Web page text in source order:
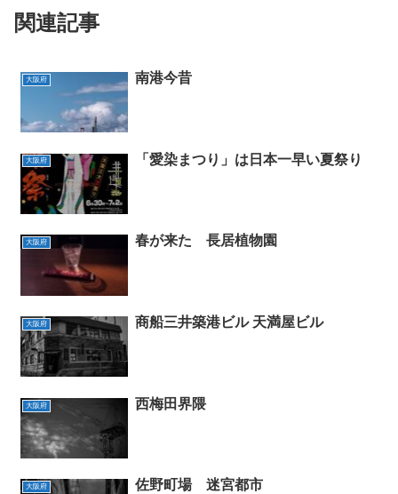
関連記事
大阪府 南港今昔
大阪府 「愛染まつり」は日本一早い夏祭り
大阪府 春が来た 長居植物園
大阪府 商船三井築港ビル 天満屋ビル
大阪府 西梅田界隈
大阪府 佐野町場 迷宮都市